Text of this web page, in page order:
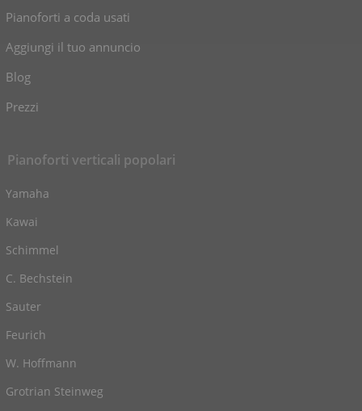
Pianoforti a coda usati
Aggiungi il tuo annuncio
Blog
Prezzi
Pianoforti verticali popolari
Yamaha
Kawai
Schimmel
C. Bechstein
Sauter
Feurich
W. Hoffmann
Grotrian Steinweg